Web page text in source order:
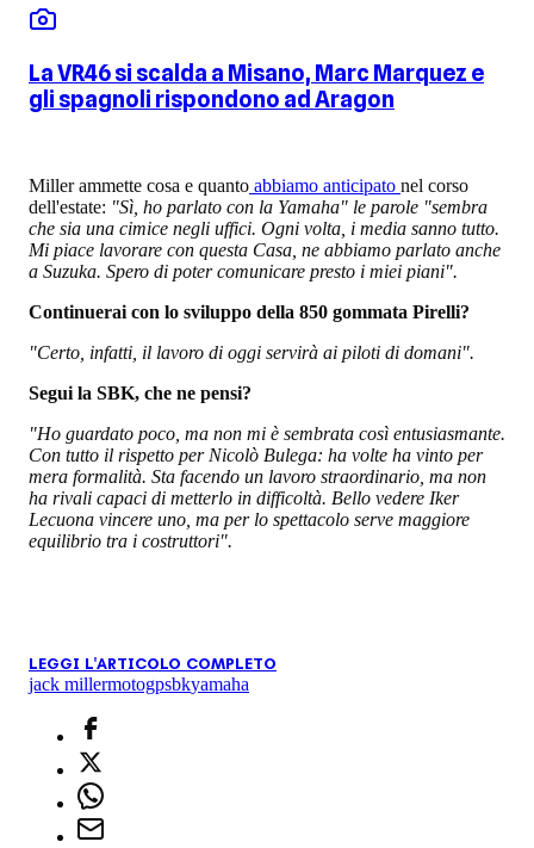
La VR46 si scalda a Misano, Marc Marquez e
gli spagnoli rispondono ad Aragon
Miller ammette cosa e quanto abbiamo anticipato nel corso
dell'estate: "Sì, ho parlato con la Yamaha" le parole "sembra
che sia una cimice negli uffici. Ogni volta, i media sanno tutto.
Mi piace lavorare con questa Casa, ne abbiamo parlato anche
a Suzuka. Spero di poter comunicare presto i miei piani".
Continuerai con lo sviluppo della 850 gommata Pirelli?
"Certo, infatti, il lavoro di oggi servirà ai piloti di domani".
Segui la SBK, che ne pensi?
"Ho guardato poco, ma non mi è sembrata così entusiasmante.
Con tutto il rispetto per Nicolò Bulega: ha volte ha vinto per
mera formalità. Sta facendo un lavoro straordinario, ma non
ha rivali capaci di metterlo in difficoltà. Bello vedere Iker
Lecuona vincere uno, ma per lo spettacolo serve maggiore
equilibrio tra i costruttori".
LEGGI L'ARTICOLO COMPLETO
jack millermotogpsbkyamaha